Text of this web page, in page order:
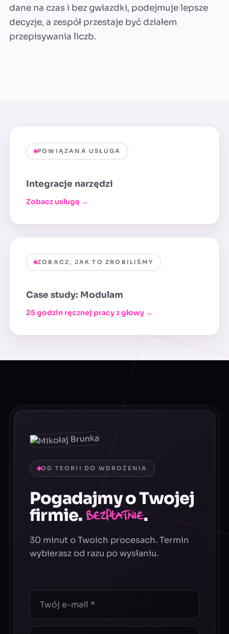
dane na czas i bez gwiazdki, podejmuje lepsze
decyzje, a zespół przestaje być działem
przepisywania liczb.
POWIĄZANA USŁUGA
Integracje narzędzi
Zobacz usługę →
ZOBACZ, JAK TO ZROBILIŚMY
Case study: Modulam
25 godzin ręcznej pracy z głowy →
OD TEORII DO WDROŻENIA
Pogadajmy o Twojej
firmie. Bezpłatnie.
30 minut o Twoich procesach. Termin
wybierasz od razu po wysłaniu.